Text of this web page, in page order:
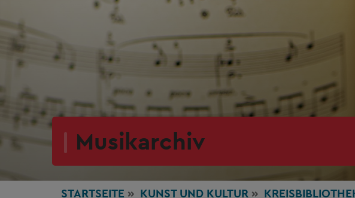
Musikarchiv
STARTSEITE KUNST UND KULTUR